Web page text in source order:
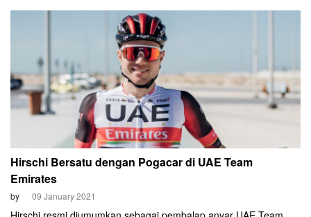
2009. Tahun ini merupakan balapan edisi ke-88.
Hirschi Bersatu dengan Pogacar di UAE Team
Emirates
by 09 January 2021